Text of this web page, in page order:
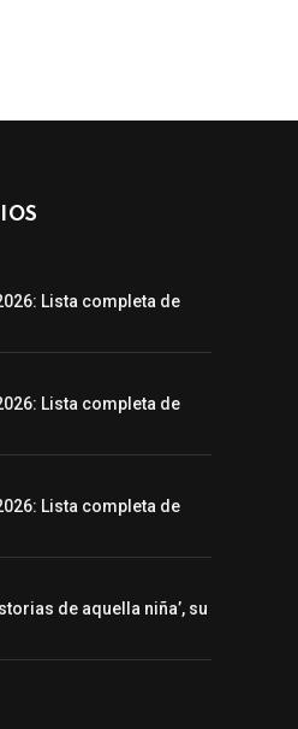
Lista completa de
Lista completa de
Lista completa de
de aquella niña’, su